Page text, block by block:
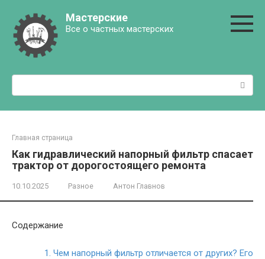
контенту
Мастерские
Все о частных мастерских
Поиск:
Главная страница
Как гидравлический напорный фильтр спасает
трактор от дорогостоящего ремонта
10.10.2025 Разное Антон Главнов
Содержание
1. Чем напорный фильтр отличается от других? Его